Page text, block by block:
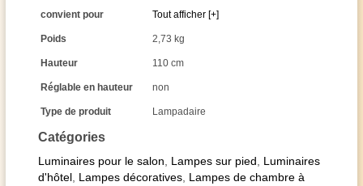
Catégories
Luminaires pour le salon Lampes sur pied
Luminaires
d'hôtel Lampes décoratives Lampes de chambre à
convient pour Tout afficher [+]
Poids 2,73 kg
Hauteur 110 cm
Réglable en hauteur non
Type de produit Lampadaire